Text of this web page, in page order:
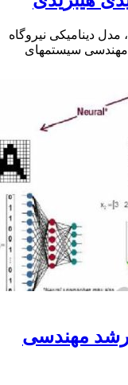
نیروگاه
سیستمهای
مهندسی